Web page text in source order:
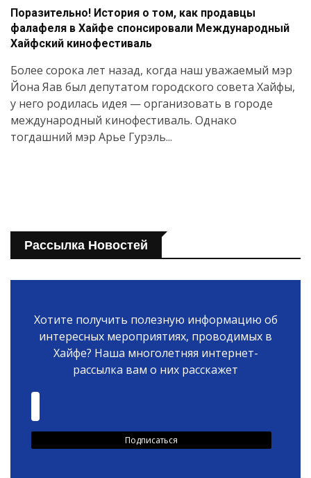
Поразительно! История о том, как продавцы
фалафеля в Хайфе спонсировали Международный
Хайфский кинофестиваль
Более сорока лет назад, когда наш уважаемый мэр
Йона Яав был депутатом городского совета Хайфы,
у него родилась идея — организовать в городе
международный кинофестиваль. Однако
тогдашний мэр Арье Гурэль...
Рассылка Новостей
Хотите получить полезную информацию об
интересных мероприятиях, проводимых в
Хайфе? Наша многолетняя интернет-
рассылка вам о них расскажет